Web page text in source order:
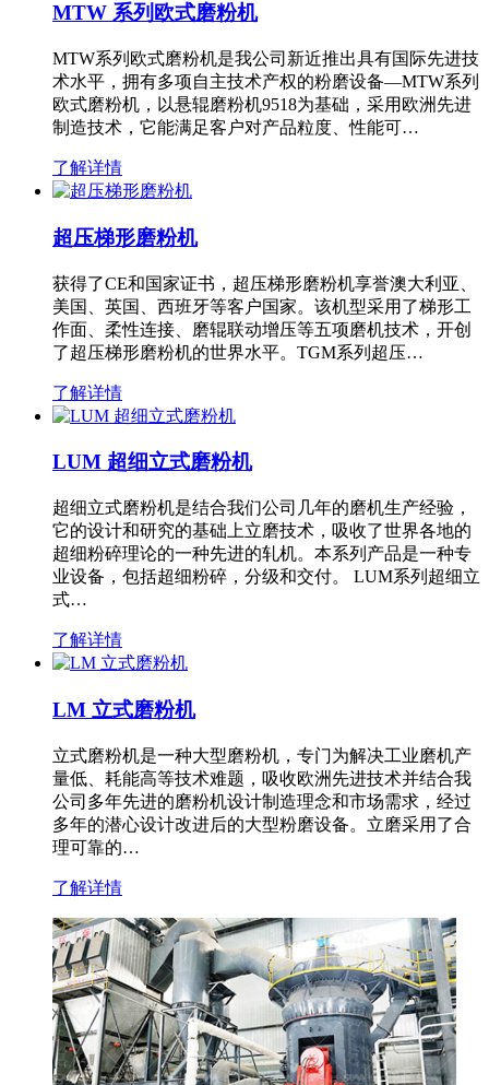
MTW 系列欧式磨粉机
MTW系列欧式磨粉机是我公司新近推出具有国际先进技
术水平，拥有多项自主技术产权的粉磨设备—MTW系列
欧式磨粉机，以悬辊磨粉机9518为基础，采用欧洲先进
制造技术，它能满足客户对产品粒度、性能可…
了解详情
超压梯形磨粉机
获得了CE和国家证书，超压梯形磨粉机享誉澳大利亚、
美国、英国、西班牙等客户国家。该机型采用了梯形工
作面、柔性连接、磨辊联动增压等五项磨机技术，开创
了超压梯形磨粉机的世界水平。TGM系列超压…
了解详情
LUM 超细立式磨粉机
超细立式磨粉机是结合我们公司几年的磨机生产经验，
它的设计和研究的基础上立磨技术，吸收了世界各地的
超细粉碎理论的一种先进的轧机。本系列产品是一种专
业设备，包括超细粉碎，分级和交付。 LUM系列超细立
式…
了解详情
LM 立式磨粉机
立式磨粉机是一种大型磨粉机，专门为解决工业磨机产
量低、耗能高等技术难题，吸收欧洲先进技术并结合我
公司多年先进的磨粉机设计制造理念和市场需求，经过
多年的潜心设计改进后的大型粉磨设备。立磨采用了合
理可靠的…
了解详情